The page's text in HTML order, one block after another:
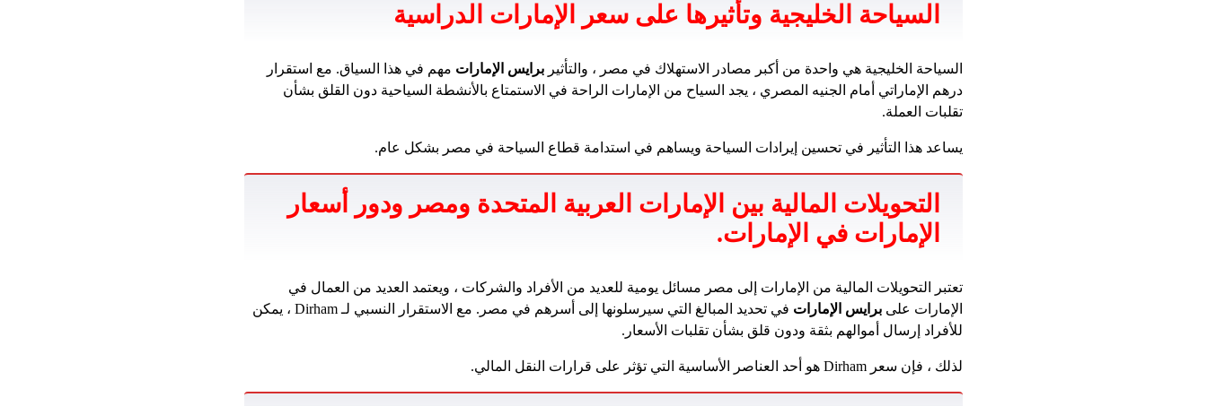
السياحة الخليجية وتأثيرها على سعر الإمارات الدراسية
السياحة الخليجية هي واحدة من أكبر مصادر الاستهلاك في مصر ، والتأثير برايس الإمارات مهم في هذا السياق. مع استقرار
درهم الإماراتي أمام الجنيه المصري ، يجد السياح من الإمارات الراحة في الاستمتاع بالأنشطة السياحية دون القلق بشأن
تقلبات العملة.
يساعد هذا التأثير في تحسين إيرادات السياحة ويساهم في استدامة قطاع السياحة في مصر بشكل عام.
التحويلات المالية بين الإمارات العربية المتحدة ومصر ودور أسعار
الإمارات في الإمارات.
تعتبر التحويلات المالية من الإمارات إلى مصر مسائل يومية للعديد من الأفراد والشركات ، ويعتمد العديد من العمال في
الإمارات على برايس الإمارات
في تحديد المبالغ التي سيرسلونها إلى أسرهم في مصر. مع الاستقرار النسبي لـ Dirham ، يمكن
للأفراد إرسال أموالهم بثقة ودون قلق بشأن تقلبات الأسعار.
لذلك ، فإن سعر Dirham هو أحد العناصر الأساسية التي تؤثر على قرارات النقل المالي.